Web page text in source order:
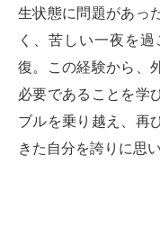
生状態に問題があっ
く、苦しい一夜を
復。この経験から、
必要であることを学
ブルを乗り越え、再
きた自分を誇りに思い